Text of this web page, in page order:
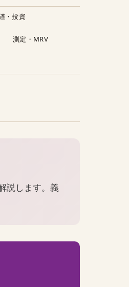
・投資
測定・MRV
説します。義